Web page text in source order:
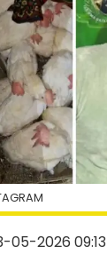
05-2026 09:13